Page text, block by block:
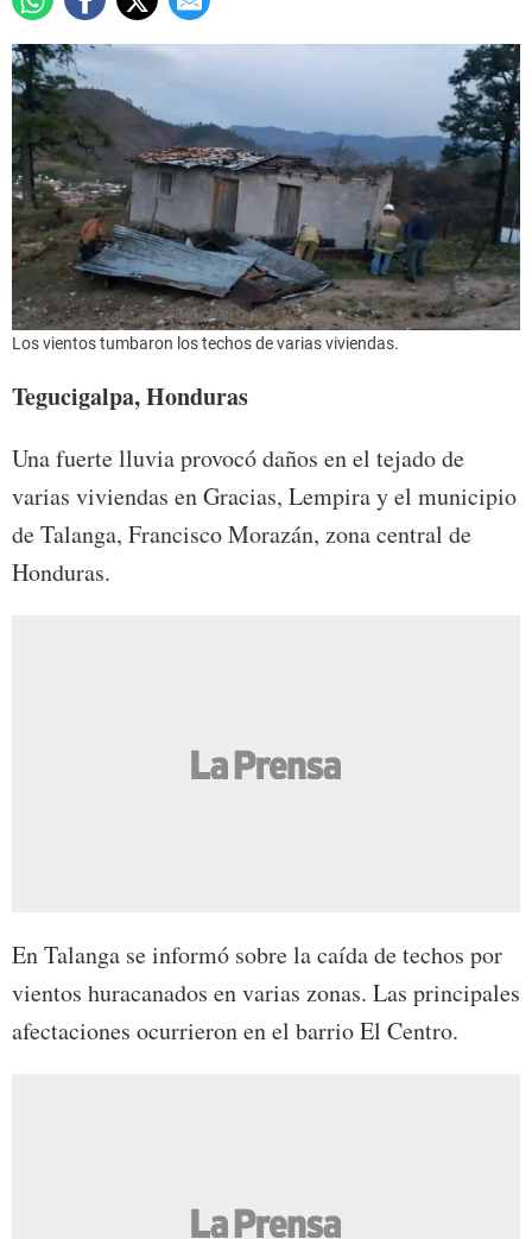
Los vientos tumbaron los techos de varias viviendas.
Tegucigalpa, Honduras
Una fuerte lluvia provocó daños en el tejado de
varias viviendas en Gracias, Lempira y el municipio
de Talanga, Francisco Morazán, zona central de
Honduras.
En Talanga se informó sobre la caída de techos por
vientos huracanados en varias zonas. Las principales
afectaciones ocurrieron en el barrio El Centro.